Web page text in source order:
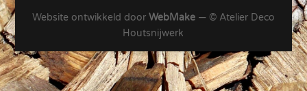
Website ontwikkeld door WebMake― © Atelier Deco
Houtsnijwerk